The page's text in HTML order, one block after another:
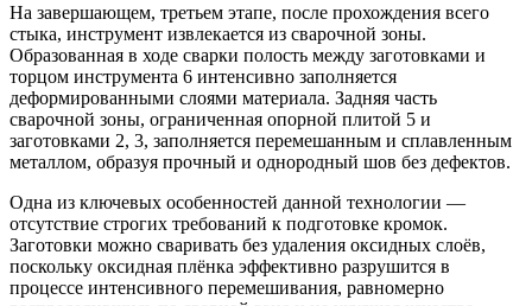
На завершающем, третьем этапе, после прохождения всего
стыка, инструмент извлекается из сварочной зоны.
Образованная в ходе сварки полость между заготовками и
торцом инструмента 6 интенсивно заполняется
деформированными слоями материала. Задняя часть
сварочной зоны, ограниченная опорной плитой 5 и
заготовками 2, 3, заполняется перемешанным и сплавленным
металлом, образуя прочный и однородный шов без дефектов.
Одна из ключевых особенностей данной технологии —
отсутствие строгих требований к подготовке кромок.
Заготовки можно сваривать без удаления оксидных слоёв,
поскольку оксидная плёнка эффективно разрушится в
процессе интенсивного перемешивания, равномерно